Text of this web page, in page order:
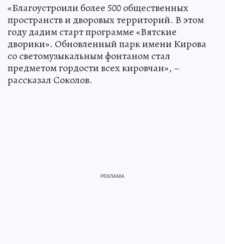
«Благоустроили более 500 общественных
пространств и дворовых территорий. В этом
году дадим старт программе «Вятские
дворики». Обновленный парк имени Кирова
со светомузыкальным фонтаном стал
предметом гордости всех кировчан», –
рассказал Соколов.